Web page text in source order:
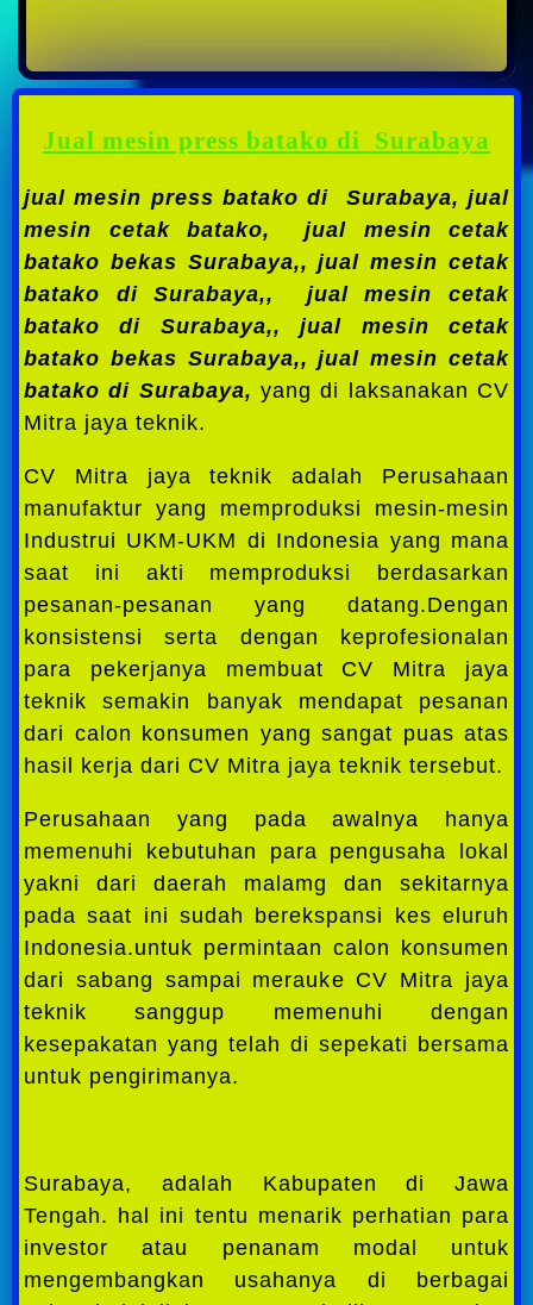
Jual mesin press batako di Surabaya
jual mesin press batako di Surabaya, jual
mesin cetak batako, jual mesin cetak
batako bekas Surabaya,,jual mesin cetak
batako di Surabaya,, jual mesin cetak
batako di Surabaya,,jual mesin cetak
batako bekas Surabaya,,jual mesin cetak
batako di Surabaya, yang di laksanakan CV
Mitra jaya teknik.
CV Mitra jaya teknik adalah Perusahaan
manufaktur yang memproduksi mesin-mesin
Industrui UKM-UKM di Indonesia yang mana
saat ini akti memproduksi berdasarkan
pesanan-pesanan yang datang.Dengan
konsistensi serta dengan keprofesionalan
para pekerjanya membuat CV Mitra jaya
teknik semakin banyak mendapat pesanan
dari calon konsumen yang sangat puas atas
hasil kerja dari CV Mitra jaya teknik tersebut.
Perusahaan yang pada awalnya hanya
memenuhi kebutuhan para pengusaha lokal
yakni dari daerah malamg dan sekitarnya
pada saat ini sudah berekspansi kes eluruh
Indonesia.untuk permintaan calon konsumen
dari sabang sampai merauke CV Mitra jaya
teknik sanggup memenuhi dengan
kesepakatan yang telah di sepekati bersama
untuk pengirimanya.
Surabaya, adalah Kabupaten di Jawa
Tengah. hal ini tentu menarik perhatian para
investor atau penanam modal untuk
mengembangkan usahanya di berbagai